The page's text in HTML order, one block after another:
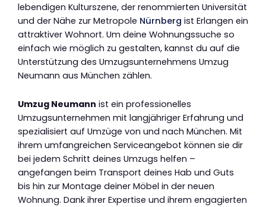
lebendigen Kulturszene, der renommierten Universität
und der Nähe zur Metropole Nürnberg ist Erlangen ein
attraktiver Wohnort. Um deine Wohnungssuche so
einfach wie möglich zu gestalten, kannst du auf die
Unterstützung des Umzugsunternehmens Umzug
Neumann aus München zählen.
Umzug Neumann ist ein professionelles
Umzugsunternehmen mit langjähriger Erfahrung und
spezialisiert auf Umzüge von und nach München. Mit
ihrem umfangreichen Serviceangebot können sie dir
bei jedem Schritt deines Umzugs helfen –
angefangen beim Transport deines Hab und Guts
bis hin zur Montage deiner Möbel in der neuen
Wohnung. Dank ihrer Expertise und ihrem engagierten